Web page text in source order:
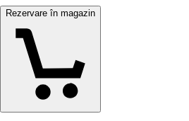
Rezervare în magazin